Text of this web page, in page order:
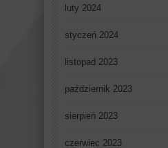
luty 2024
styczeń 2024
listopad 2023
październik 2023
sierpień 2023
czerwiec 2023